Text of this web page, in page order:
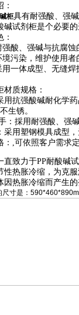
：
柜具有耐强酸、强
碱试剂柜是个必要
：
强酸、强碱与抗腐蚀
境污染，维护使用者
用一体成型、无缝
材质规格：
用抗强酸碱耐化学
生锈。
：採用耐强酸、强
采用塑钢模具成型
：,可依照客户需求
直致力于PP耐酸碱
性热胀冷缩，为克
因热胀冷缩而产生
尺寸是：